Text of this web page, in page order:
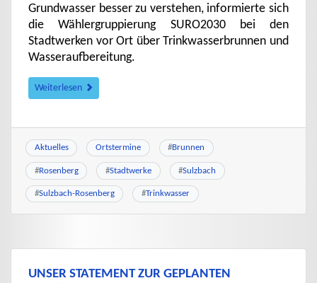
Grundwasser besser zu verstehen, informierte sich
die Wählergruppierung SURO2030 bei den
Stadtwerken vor Ort über Trinkwasserbrunnen und
Wasseraufbereitung.
Weiterlesen
Aktuelles Ortstermine #Brunnen
#Rosenberg #Stadtwerke #Sulzbach
#Sulzbach-Rosenberg #Trinkwasser
UNSER STATEMENT ZUR GEPLANTEN